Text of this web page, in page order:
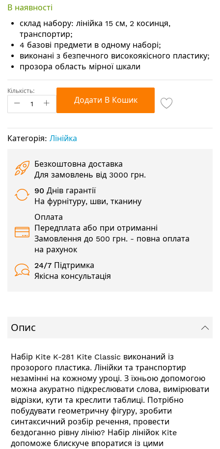
галереї
зображень
В наявності
склад набору: лінійка 15 см, 2 косинця,
транспортир;
4 базові предмети в одному наборі;
виконані з безпечного високоякісного пластику;
прозора область мірної шкали
Кількість:
Додати В Кошик
Категорія: Лінійка
Безкоштовна доставка
Для замовлень від 3000 грн.
90 Днів гарантії
На фурнітуру, шви, тканину
Оплата
Передплата або при отриманні
Замовлення до 500 грн. - повна оплата
на рахунок
24/7 Підтримка
Якісна консультація
Опис
Набір Kite K-281 Kite Classic виконаний із
прозорого пластика. Лінійки та транспортир
незамінні на кожному уроці. З їхньою допомогою
можна акуратно підкреслювати слова, вимірювати
відрізки, кути та креслити таблиці. Потрібно
побудувати геометричну фігуру, зробити
синтаксичний розбір речення, провести
бездоганно рівну лінію? Набір лінійок Kite
допоможе блискуче впоратися із цими